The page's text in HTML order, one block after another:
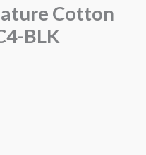
Cotton
BLK